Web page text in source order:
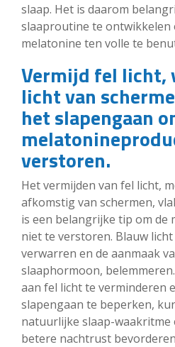
slaap. Het is daarom
slaaproutine te ontwikkelen
melatonine ten volle te
Vermijd fel licht,
licht van
het slapengaan
verstoren.
Het vermijden van fel licht,
afkomstig van schermen,
is een belangrijke tip om de
niet te verstoren. Blauw
verwarren en de aanmaak
slaaphormoon,
aan fel licht te verminderen
slapengaan te beperken,
natuurlijke slaap-waakritme
betere nachtrust